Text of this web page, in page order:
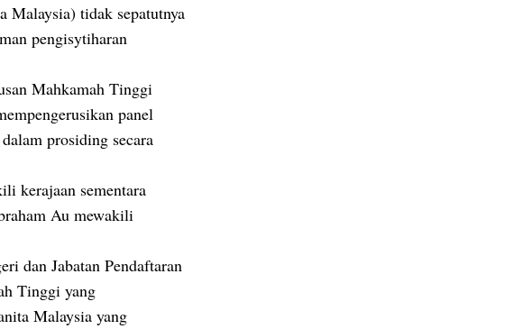
Malaysia) tidak sepatutnya
pengisytiharan
Mahkamah Tinggi
panel
prosiding secara
kerajaan sementara
Au mewakili
dan Jabatan Pendaftaran
Tinggi yang
Malaysia yang